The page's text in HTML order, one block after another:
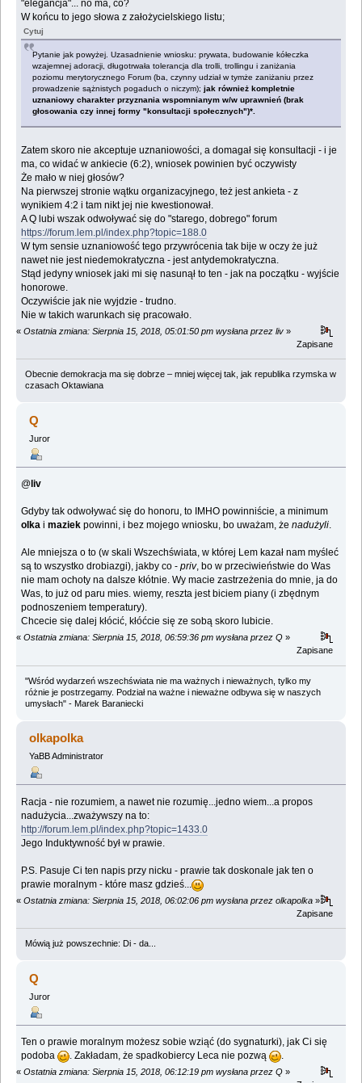
"elegancja"... no ma, co?
W końcu to jego słowa z założycielskiego listu;
Cytuj
Pytanie jak powyżej. Uzasadnienie wniosku: prywata, budowanie kółeczka
wzajemnej adoracji, długotrwała tolerancja dla trolli, trollingu i zaniżania
poziomu merytorycznego Forum (ba, czynny udział w tymże zaniżaniu przez
prowadzenie sążnistych pogaduch o niczym); jak również kompletnie
uznaniowy charakter przyznania wspomnianym w/w uprawnień (brak
głosowania czy innej formy "konsultacji społecznych")*.
Zatem skoro nie akceptuje uznaniowości, a domagał się konsultacji - i je
ma, co widać w ankiecie (6:2), wniosek powinien być oczywisty
Że mało w niej głosów?
Na pierwszej stronie wątku organizacyjnego, też jest ankieta - z
wynikiem 4:2 i tam nikt jej nie kwestionował.
A Q lubi wszak odwoływać się do "starego, dobrego" forum
https://forum.lem.pl/index.php?topic=188.0
W tym sensie uznaniowość tego przywrócenia tak bije w oczy że już
nawet nie jest niedemokratyczna - jest antydemokratyczna.
Stąd jedyny wniosek jaki mi się nasunął to ten - jak na początku - wyjście
honorowe.
Oczywiście jak nie wyjdzie - trudno.
Nie w takich warunkach się pracowało.
« Ostatnia zmiana: Sierpnia 15, 2018, 05:01:50 pm wysłana przez liv »
Zapisane
Obecnie demokracja ma się dobrze – mniej więcej tak, jak republika rzymska w
czasach Oktawiana
Q
Juror
@ liv
Gdyby tak odwoływać się do honoru, to IMHO powinniście, a minimum
olka imaziek powinni, i bez mojego wniosku, bo uważam, żenadużyli.
Ale mniejsza o to (w skali Wszechświata, w której Lem kazał nam myśleć
są to wszystko drobiazgi), jakby co -priv, bo w przeciwieństwie do Was
nie mam ochoty na dalsze kłótnie. Wy macie zastrzeżenia do mnie, ja do
Was, to już od paru mies. wiemy, reszta jest biciem piany (i zbędnym
podnoszeniem temperatury).
Chcecie się dalej kłócić, kłóćcie się ze sobą skoro lubicie.
« Ostatnia zmiana: Sierpnia 15, 2018, 06:59:36 pm wysłana przez Q »
Zapisane
"Wśród wydarzeń wszechświata nie ma ważnych i nieważnych, tylko my
różnie je postrzegamy. Podział na ważne i nieważne odbywa się w naszych
umysłach" - Marek Baraniecki
olkapolka
YaBB Administrator
Racja - nie rozumiem, a nawet nie rozumię...jedno wiem...a propos
nadużycia...zważywszy na to:
http://forum.lem.pl/index.php?topic=1433.0
Jego Induktywność był w prawie.
P.S. Pasuje Ci ten napis przy nicku - prawie tak doskonale jak ten o
prawie moralnym - które masz gdzieś...
« Ostatnia zmiana: Sierpnia 15, 2018, 06:02:06 pm wysłana przez olkapolka »
Zapisane
Mówią już powszechnie: Di - da...
Q
Juror
Ten o prawie moralnym możesz sobie wziąć (do sygnaturki), jak Ci się
podoba
. Zakładam, że spadkobiercy Leca nie pozwą .
« Ostatnia zmiana: Sierpnia 15, 2018, 06:12:19 pm wysłana przez Q »